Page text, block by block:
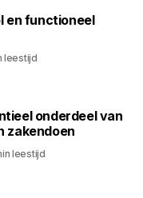
en functioneel
leestijd
onderdeel van
zakendoen
leestijd